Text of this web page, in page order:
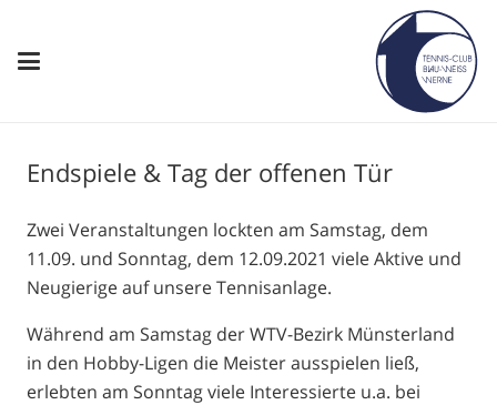
Endspiele & Tag der offenen Tür
Zwei Veranstaltungen lockten am Samstag, dem
11.09. und Sonntag, dem 12.09.2021 viele Aktive und
Neugierige auf unsere Tennisanlage.
Während am Samstag der WTV-Bezirk Münsterland
in den Hobby-Ligen die Meister ausspielen ließ,
erlebten am Sonntag viele Interessierte u.a. bei